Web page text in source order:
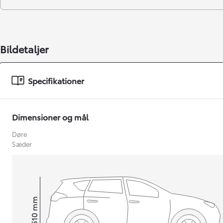
Bildetaljer
Specifikationer
Dimensioner og mål
Døre
Sæder
mm